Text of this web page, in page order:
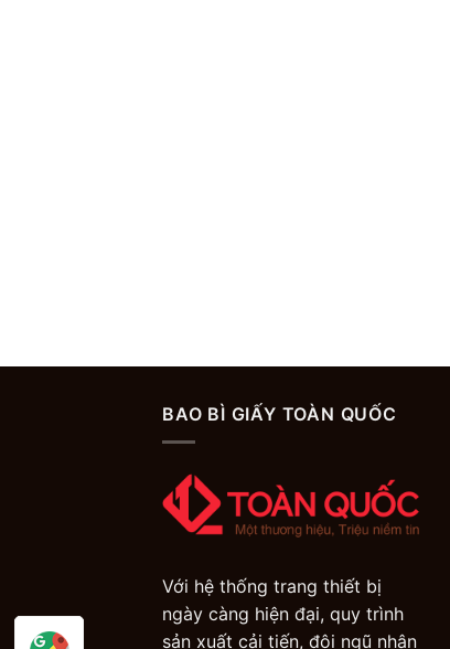
BAO BÌ GIẤY TOÀN QUỐC
Với hệ thống trang thiết bị
ngày càng hiện đại, quy trình
sản xuất cải tiến, đội ngũ nhân